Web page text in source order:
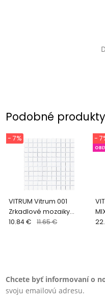
Podobné produkty
VITRUM Vitrum 001
Zrkadlové mozaiky
DUNIN (30x30cm/1ks)
- 7%
10.84 € 11.65 €
-
Chcete byť informovaní o
svoju emailovú adresu.